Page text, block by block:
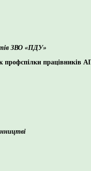
ЗВО «ПДУ»
профспілки працівників